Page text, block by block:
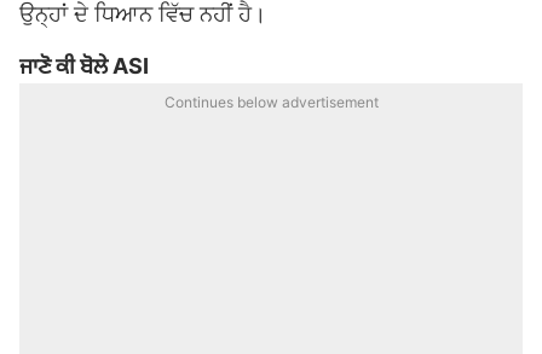
ਉਨ੍ਹਾਂ ਦੇ ਧਿਆਨ ਵਿੱਚ ਨਹੀਂ ਹੈ।
ਜਾਣੋ ਕੀ ਬੋਲੇ ASI
Continues below advertisement